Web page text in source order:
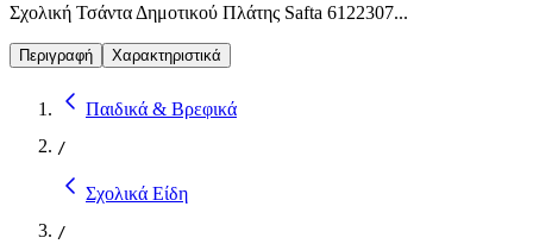
Σχολική Τσάντα Δημοτικού Πλάτης Safta 6122307...
Περιγραφή Χαρακτηριστικά
Παιδικά & Βρεφικά
/
Σχολικά Είδη
/